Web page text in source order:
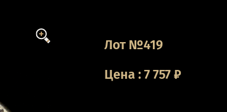
Лот №419
Цена:7 757 ₽